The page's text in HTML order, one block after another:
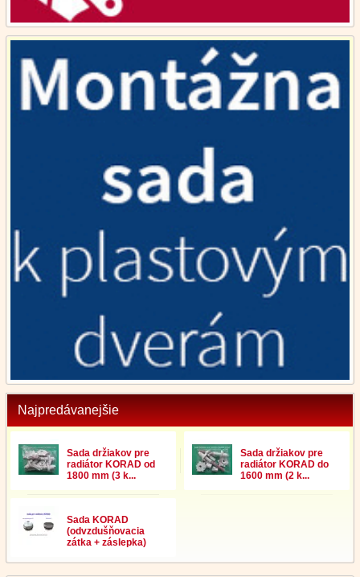
Najpredávanejšie
Sada držiakov pre
radiátor KORAD od
1800 mm (3 k...
Sada držiakov pre
radiátor KORAD do
1600 mm (2 k...
Sada KORAD
(odvzdušňovacia
zátka + záslepka)